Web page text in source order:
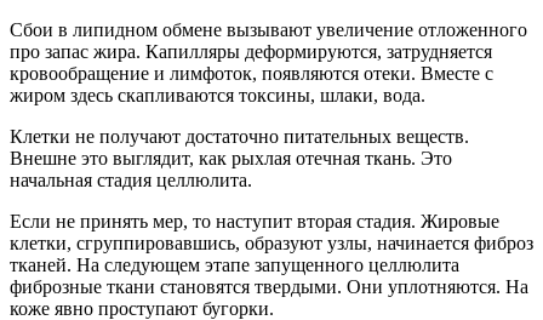
Сбои в липидном обмене вызывают увеличение отложенного
про запас жира. Капилляры деформируются, затрудняется
кровообращение и лимфоток, появляются отеки. Вместе с
жиром здесь скапливаются токсины, шлаки, вода.
Клетки не получают достаточно питательных веществ.
Внешне это выглядит, как рыхлая отечная ткань. Это
начальная стадия целлюлита.
Если не принять мер, то наступит вторая стадия. Жировые
клетки, сгруппировавшись, образуют узлы, начинается фиброз
тканей. На следующем этапе запущенного целлюлита
фиброзные ткани становятся твердыми. Они уплотняются. На
коже явно проступают бугорки.